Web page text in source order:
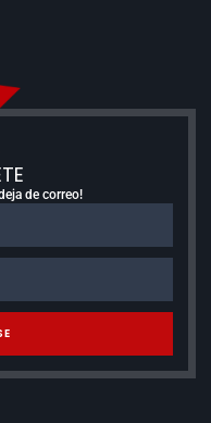
de correo!